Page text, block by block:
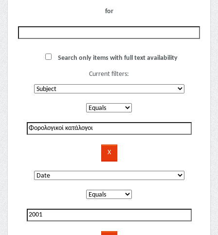
for
Search only items with full text availability
Current filters: